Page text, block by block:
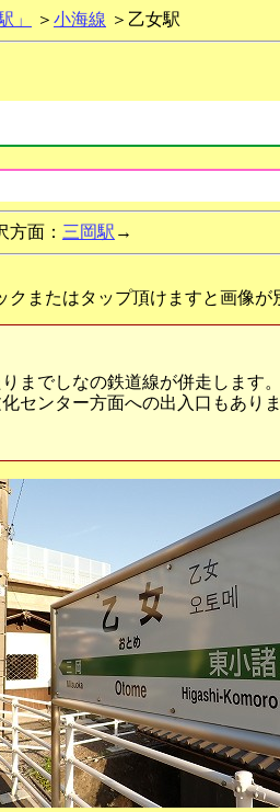
」 ＞ 小海線 ＞乙女駅
面： 三岡駅 →
またはタップ頂けますと画像が
までしなの鉄道線が併走します
センター方面への出入口もありま